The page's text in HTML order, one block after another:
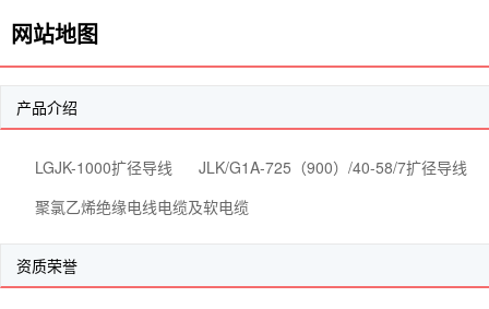
网站地图
产品介绍
LGJK-1000扩径导线
JLK/G1A-725（900）/40-58/7扩径导线
聚氯乙烯绝缘电线电缆及软电缆
资质荣誉